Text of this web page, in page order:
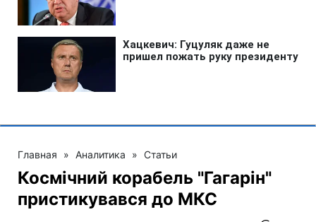
Главная » Аналитика » Статьи
Космічний корабель "Гагарін"
пристикувався до МКС